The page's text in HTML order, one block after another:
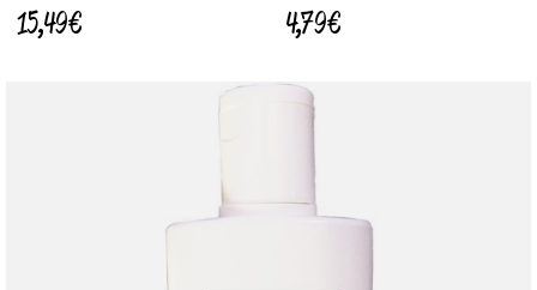
15,49 € 4,79 €